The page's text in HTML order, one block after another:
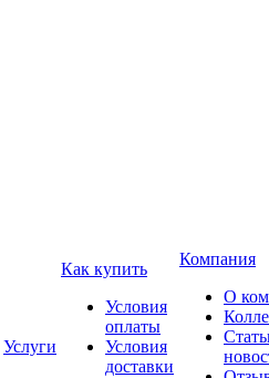
Услуги
Как купить
Условия
оплаты
Условия
доставки
Компания
О